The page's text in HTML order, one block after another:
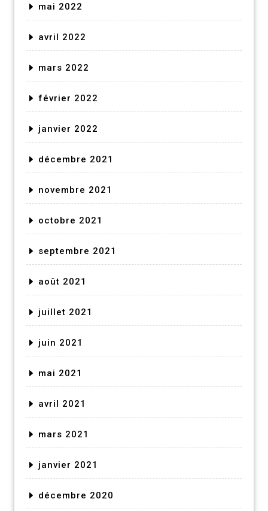
mai 2022
avril 2022
mars 2022
février 2022
janvier 2022
décembre 2021
novembre 2021
octobre 2021
septembre 2021
août 2021
juillet 2021
juin 2021
mai 2021
avril 2021
mars 2021
janvier 2021
décembre 2020